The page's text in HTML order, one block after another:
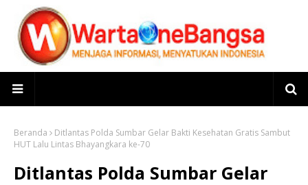
Beranda
Ditlantas Polda Sumbar Gelar Bakti Kesehatan Gratis Sambut
HUT Lalu Lintas Bhayangkara ke-70
Ditlantas Polda Sumbar Gelar